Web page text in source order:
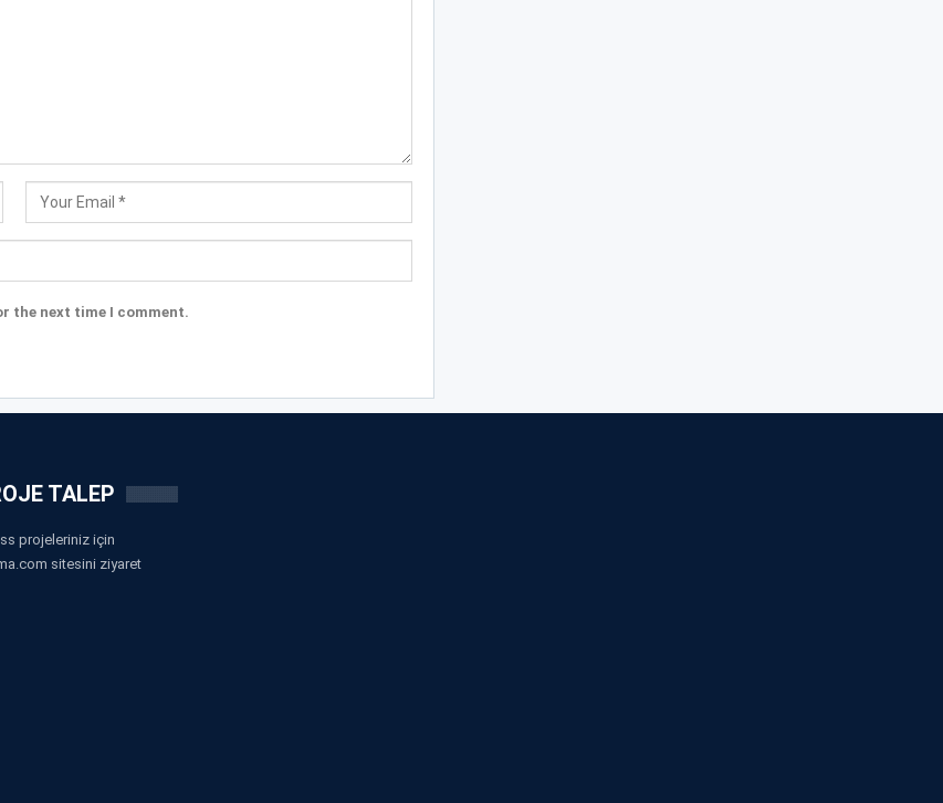
the next time I comment.
TALEP
projeleriniz için
sitesini ziyaret